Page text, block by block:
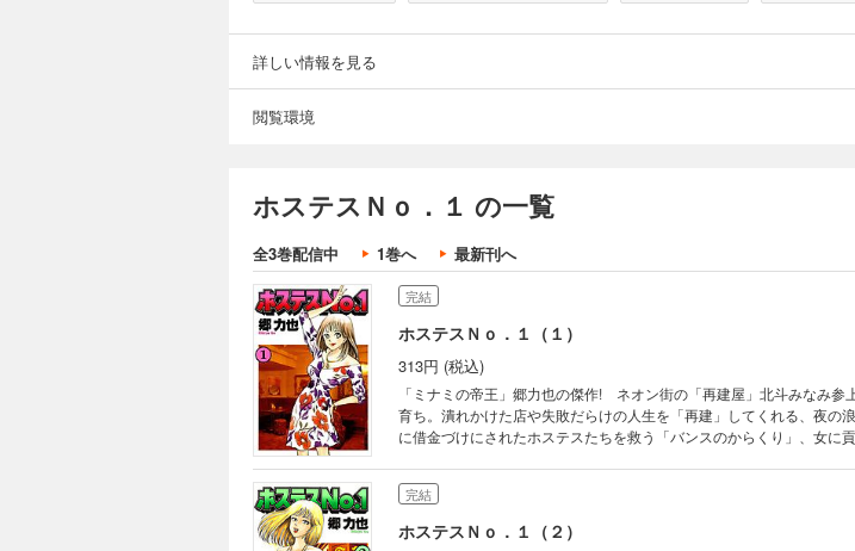
詳しい情報を見る
閲覧環境
ホステスＮｏ．１ の一覧
全3巻配信中 1巻へ 最新刊へ
完結
ホステスＮｏ．１（１）
313円 (税込)
「ミナミの帝王」郷力也の傑作! ネオン街の「再建屋」北斗みなみ参上! 美人でナイスバディ。大阪生まれの
育ち。潰れかけた店や失敗だらけの人生を「再建」してくれる、夜の
に借金づけにされたホステスたちを救う「バンスのからくり」、女に
しいやっ! お水の世界ではホステスが全てや!」。みなみのタンカが今
完結
ホステスＮｏ．１（２）